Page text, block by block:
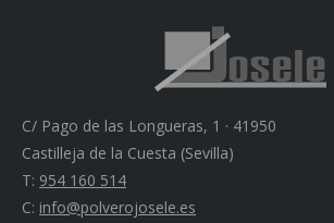
C/ Pago de las Longueras, 1 · 41950
Castilleja de la Cuesta (Sevilla)
T: 954 160 514
C: info@polverojosele.es